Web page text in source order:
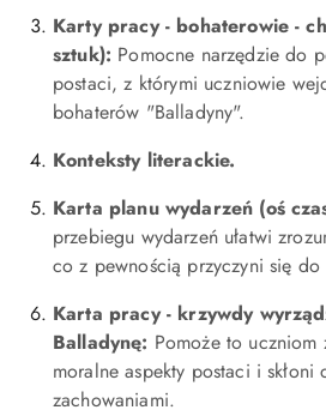
Karty pracy - bohaterowie -
sztuk): Pomocne narzędzie do
postaci, z którymi uczniowie
bohaterów "Balladyny".
Konteksty literackie.
Karta planu wydarzeń (oś
przebiegu wydarzeń ułatwi
co z pewnością przyczyni się do
Karta pracy - krzywdy
Balladynę: Pomoże to
moralne aspekty postaci i
zachowaniami.